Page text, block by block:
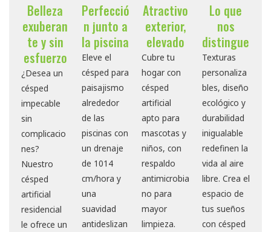
Belleza
exuberan
te y sin
esfuerzo
¿Desea un
césped
impecable
sin
complicacio
nes?
Nuestro
césped
artificial
residencial
le ofrece un
Perfecció
n junto a
la piscina
Eleve el
césped para
paisajismo
alrededor
de las
piscinas con
un drenaje
de 1014
cm/hora y
una
suavidad
antideslizan
Atractivo
exterior,
elevado
Cubre tu
hogar con
césped
artificial
apto para
mascotas y
niños, con
respaldo
antimicrobia
no para
mayor
limpieza.
Lo que
nos
distingue
Texturas
personaliza
bles, diseño
ecológico y
durabilidad
inigualable
redefinen la
vida al aire
libre. Crea el
espacio de
tus sueños
con césped